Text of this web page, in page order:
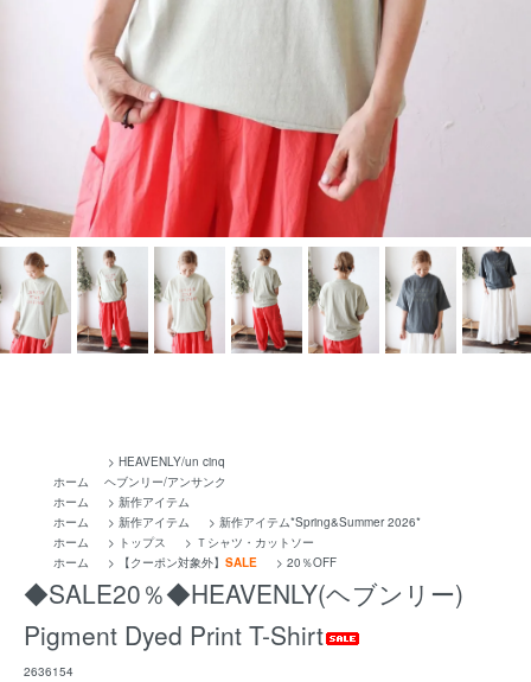
ホーム
> HEAVENLY/un cinq
ヘブンリー/アンサンク
ホーム
> 新作アイテム
ホーム
> 新作アイテム > 新作アイテム*Spring&Summer 2026*
ホーム
> トップス > Ｔシャツ・カットソー
ホーム
> 【クーポン対象外】 SALE > 20％OFF
◆SALE20％◆HEAVENLY(ヘブンリー)
Pigment Dyed Print T-Shirt
2636154